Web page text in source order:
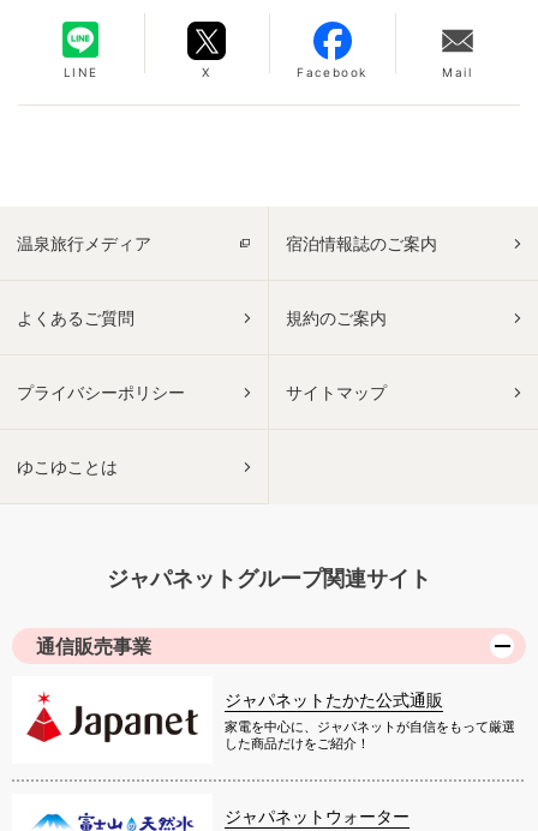
LINE X Facebook Mail
温泉旅行メディア 宿泊情報誌のご案内
よくあるご質問 規約のご案内
プライバシーポリシー サイトマップ
ゆこゆことは
ジャパネットグループ関連サイト
通信販売事業
ジャパネットたかた公式通販
家電を中心に、ジャパネットが自信をもって厳選
した商品だけをご紹介！
ジャパネットウォーター